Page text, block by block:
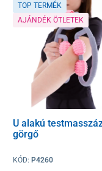
TOP TERMÉK
AJÁNDÉK ÖTLETEK
U alakú
görgő
KÓD: P4260